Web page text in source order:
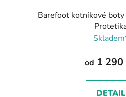
Barefoot kotníkové boty
od 1 290
DETAIL